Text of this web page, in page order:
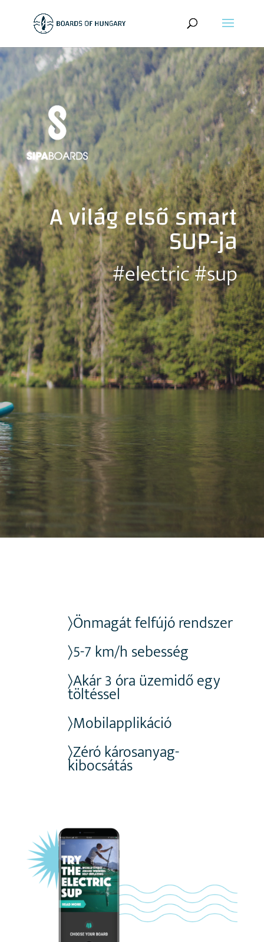
A világ első smart
SUP-ja
#electric #sup
〉Önmagát felfújó rendszer
〉5-7 km/h sebesség
〉Akár 3 óra üzemidő egy
töltéssel
〉Mobilapplikáció
〉Zéró károsanyag-
kibocsátás